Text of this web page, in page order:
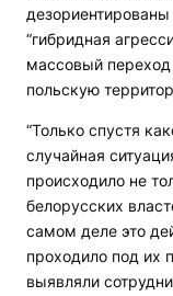
“гибридная
массовый переход
польскую
“Только спустя
случайная
происходило не
белорусских
самом деле это
проходило под их
выявляли